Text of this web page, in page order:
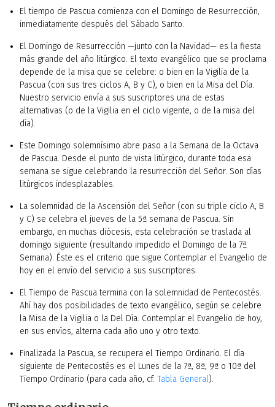
El tiempo de Pascua comienza con el Domingo de Resurrección,
inmediatamente después del Sábado Santo.
El Domingo de Resurrección —junto con la Navidad— es la fiesta
más grande del año litúrgico. El texto evangélico que se proclama
depende de la misa que se celebre: o bien en la Vigilia de la
Pascua (con sus tres ciclos A, B y C), o bien en la Misa del Día.
Nuestro servicio envía a sus suscriptores una de estas
alternativas (o de la Vigilia en el ciclo vigente, o de la misa del
día).
Este Domingo solemnísimo abre paso a la Semana de la Octava
de Pascua. Desde el punto de vista litúrgico, durante toda esa
semana se sigue celebrando la resurrección del Señor. Son días
litúrgicos indesplazables.
La solemnidad de la Ascensión del Señor (con su triple ciclo A, B
y C) se celebra el jueves de la 5ª semana de Pascua. Sin
embargo, en muchas diócesis, esta celebración se traslada al
domingo siguiente (resultando impedido el Domingo de la 7ª
Semana). Éste es el criterio que sigue Contemplar el Evangelio de
hoy en el envío del servicio a sus suscriptores.
El Tiempo de Pascua termina con la solemnidad de Pentecostés.
Ahí hay dos posibilidades de texto evangélico, según se celebre
la Misa de la Vigilia o la Del Día. Contemplar el Evangelio de hoy,
en sus envíos, alterna cada año uno y otro texto.
Finalizada la Pascua, se recupera el Tiempo Ordinario. El día
siguiente de Pentecostés es el Lunes de la 7ª, 8ª, 9ª o 10ª del
Tiempo Ordinario (para cada año, cf. Tabla General).